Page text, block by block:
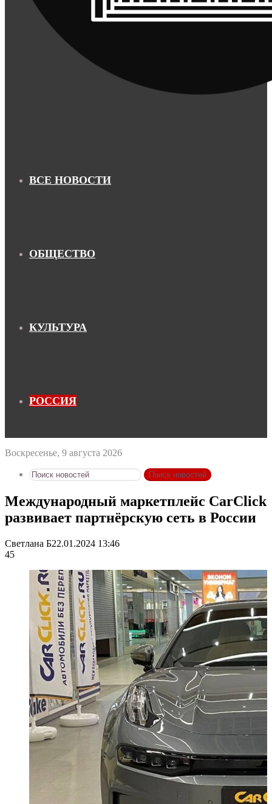
ВСЕ НОВОСТИ
ОБЩЕСТВО
КУЛЬТУРА
РОССИЯ
Воскресенье, 9 августа 2026
Поиск новостей
Международный маркетплейс CarClick
развивает партнёрскую сеть в России
Светлана Б22.01.2024 13:46
45